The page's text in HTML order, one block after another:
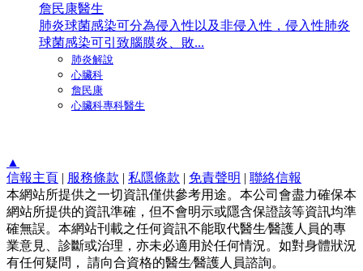
詹民康醫生
肺炎球菌感染可分為侵入性以及非侵入性，侵入性肺炎
球菌感染可引致腦膜炎、敗...
肺炎解說
心臟科
詹民康
心臟科專科醫生
▲
信報主頁 | 服務條款 | 私隱條款 | 免責聲明 | 聯絡信報
本網站所提供之一切資訊僅供參考用途。本公司會盡力確保本
網站所提供的資訊準確，但不會明示或隱含保證該等資訊均準
確無誤。本網站刊載之任何資訊不能取代醫生∕醫護人員的專
業意見、診斷或治理，亦未必適用於任何情況。如對身體狀況
有任何疑問， 請向合資格的醫生∕醫護人員諮詢。